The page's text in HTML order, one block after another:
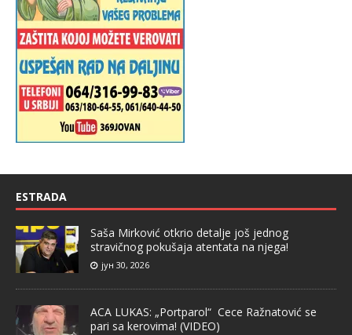
ESTRADA
Saša Mirković otkrio detalje još jednog
stravičnog pokušaja atentata na njega!
јун 30, 2026
ACA LUKAS: „Portparol“ Cece Ražnatović se
pari sa kerovima! (VIDEO)